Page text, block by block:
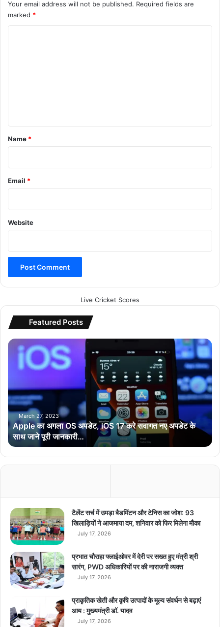
शु
रु
आ
Your email address will not be published. Required fields are
marked *
*
Name *
Email *
Website
Live Cricket Scores
Featured Posts
A
का
अ
ग
ला
O
S
अ
,
O
S
1
क
रे
स
त
न
March 27, 2023
Apple का अगला OS अपडेट, iOS 17 करे सवागत नए अपडेट के
साथ जाने पूरी जानकारी…
टैलेंट सर्च में उमड़ा बैडमिंटन और टेनिस का जोश: 93
खिलाड़ियों ने आजमाया दम, शनिवार को फिर मिलेगा मौका
July 17, 2026
प्रभात चौराहा फ्लाईओवर में देरी पर सख्त हुए मंत्री श्री
सारंग, PWD अधिकारियों पर की नाराजगी व्यक्त
July 17, 2026
प्राकृतिक खेती और कृषि उत्पादों के मूल्य संवर्धन से बढ़ाएं
आय : मुख्यमंत्री डॉ. यादव
July 17, 2026